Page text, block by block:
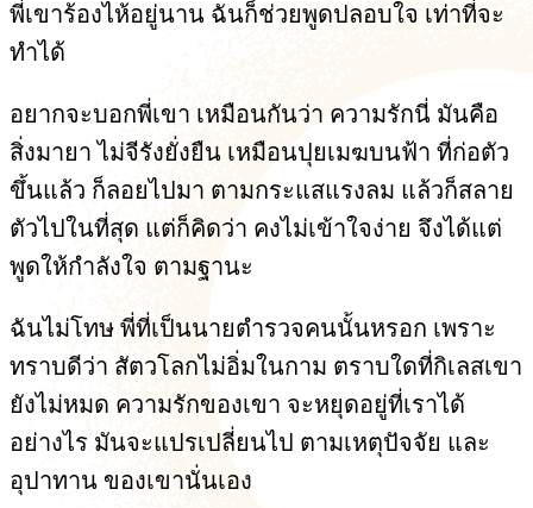
พี่เขาร้องไห้อยู่นาน ฉันก็ช่วยพูดปลอบใจ เท่าที่จะ
ทำได้
อยากจะบอกพี่เขา เหมือนกันว่า ความรักนี่ มันคือ
สิ่งมายา ไม่จีรังยั่งยืน เหมือนปุยเมฆบนฟ้า ที่ก่อตัว
ขึ้นแล้ว ก็ลอยไปมา ตามกระแสแรงลม แล้วก็สลาย
ตัวไปในที่สุด แต่ก็คิดว่า คงไม่เข้าใจง่าย จึงได้แต่
พูดให้กำลังใจ ตามฐานะ
ฉันไม่โทษ พี่ที่เป็นนายตำรวจคนนั้นหรอก เพราะ
ทราบดีว่า สัตวโลกไม่อิ่มในกาม ตราบใดที่กิเลสเขา
ยังไม่หมด ความรักของเขา จะหยุดอยู่ที่เราได้
อย่างไร มันจะแปรเปลี่ยนไป ตามเหตุปัจจัย และ
อุปาทาน ของเขานั่นเอง